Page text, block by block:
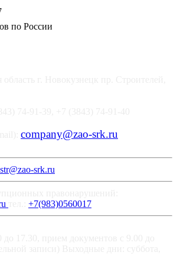
по России
company@zao-srk.ru
srk.ru
+7(983)0560017